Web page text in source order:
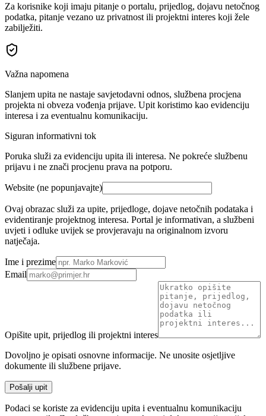
Za korisnike koji imaju pitanje o portalu, prijedlog, dojavu netočnog
podatka, pitanje vezano uz privatnost ili projektni interes koji žele
zabilježiti.
Važna napomena
Slanjem upita ne nastaje savjetodavni odnos, službena procjena
projekta ni obveza vođenja prijave. Upit koristimo kao evidenciju
interesa i za eventualnu komunikaciju.
Siguran informativni tok
Poruka služi za evidenciju upita ili interesa. Ne pokreće službenu
prijavu i ne znači procjenu prava na potporu.
Website (ne popunjavajte)
Ovaj obrazac služi za upite, prijedloge, dojave netočnih podataka i
evidentiranje projektnog interesa. Portal je informativan, a službeni
uvjeti i odluke uvijek se provjeravaju na originalnom izvoru
natječaja.
Ime i prezime
Email
Opišite upit, prijedlog ili projektni interes
Dovoljno je opisati osnovne informacije. Ne unosite osjetljive
dokumente ili službene prijave.
Pošalji upit
Podaci se koriste za evidenciju upita i eventualnu komunikaciju